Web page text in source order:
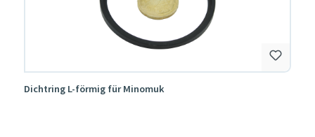
Dichtring L-förmig für Minomuk